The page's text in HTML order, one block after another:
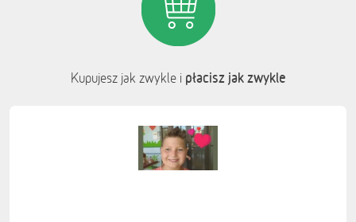
Kupujesz jak zwykle i płacisz jak zwykle